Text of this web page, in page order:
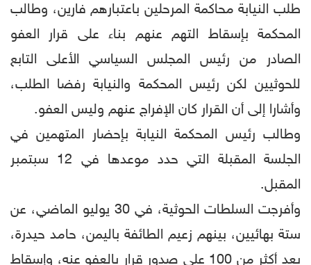
طلب النيابة محاكمة المرحلين باعتبارهم فارين، وطالب
المحكمة بإسقاط التهم عنهم بناء على قرار العفو
الصادر من رئيس المجلس السياسي الأعلى التابع
للحوثيين لكن رئيس المحكمة والنيابة رفضا الطلب،
وأشارا إلى أن القرار كان الإفراج عنهم وليس العفو.
وطالب رئيس المحكمة النيابة بإحضار المتهمين في
الجلسة المقبلة التي حدد موعدها في 12 سبتمبر
المقبل.
وأفرجت السلطات الحوثية، في 30 يوليو الماضي، عن
ستة بهائيين، بينهم زعيم الطائفة باليمن، حامد حيدرة،
بعد أكثر من 100 على صدور قرار بالعفو عنه، وإسقاط